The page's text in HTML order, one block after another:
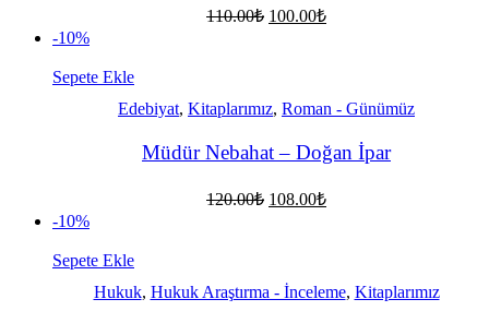
110.00₺ Orijinal
100.00₺Şu
-10%
Sepete Ekle
Edebiyat, Kitaplarımız, Roman - Günümüz
Müdür Nebahat – Doğan İpar
120.00₺ Orijinal
108.00₺Şu
-10%
Sepete Ekle
Hukuk, Hukuk Araştırma - İnceleme, Kitaplarımız